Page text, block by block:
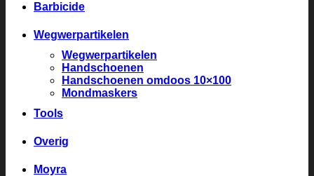
Barbicide
Wegwerpartikelen
Wegwerpartikelen
Handschoenen
Handschoenen omdoos 10×100
Mondmaskers
Tools
Overig
Moyra